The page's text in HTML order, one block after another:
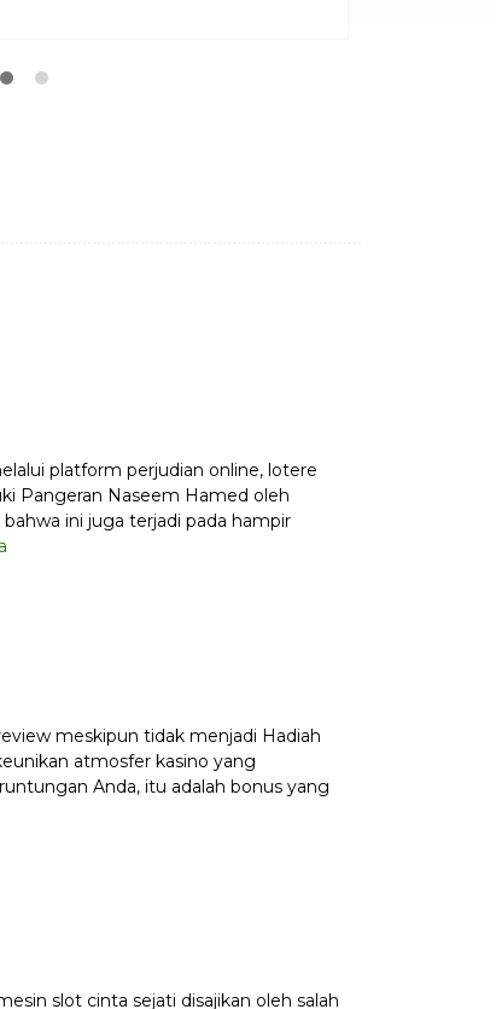
platform perjudian online, lotere
Pangeran Naseem Hamed oleh
ini juga terjadi pada hampir
meskipun tidak menjadi Hadiah
atmosfer kasino yang
Anda, itu adalah bonus yang
slot cinta sejati disajikan oleh salah